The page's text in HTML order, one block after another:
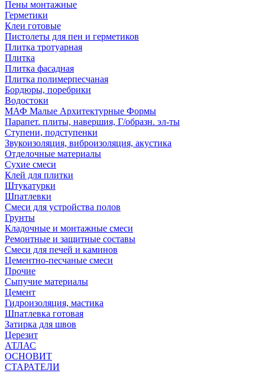
Пены монтажные
Герметики
Клеи готовые
Пистолеты для пен и герметиков
Плитка тротуарная
Плитка
Плитка фасадная
Плитка полимерпесчаная
Бордюры, поребрики
Водостоки
МАФ Малые Архитектурные Формы
Парапет. плиты, навершия, Г/образн. эл-ты
Ступени, подступенки
Звукоизоляция, виброизоляция, акустика
Отделочные материалы
Сухие смеси
Клей для плитки
Штукатурки
Шпатлевки
Смеси для устройства полов
Грунты
Кладочные и монтажные смеси
Ремонтные и защитные составы
Смеси для печей и каминов
Цементно-песчаные смеси
Прочие
Сыпучие материалы
Цемент
Гидроизоляция, мастика
Шпатлевка готовая
Затирка для швов
Церезит
АТЛАС
ОСНОВИТ
СТАРАТЕЛИ